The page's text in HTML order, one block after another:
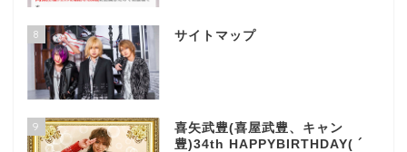
8 サイトマップ
9
喜矢武豊(喜屋武豊、キャン
豊)34th HAPPYBIRTHDAY( ´